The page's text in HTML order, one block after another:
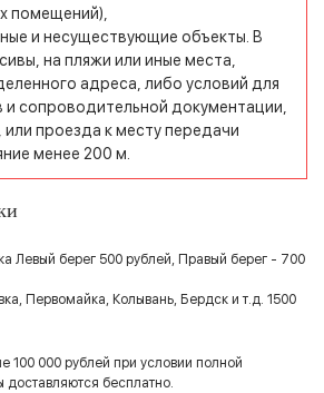
помещений),
и несуществующие объекты. В
на пляжи или иные места,
адреса, либо условий для
сопроводительной документации,
или проезда к месту передачи
менее 200 м.
Левый берег 500 рублей, Правый берег - 700
Первомайка, Колывань, Бердск и т.д. 1500
100 000 рублей при условии полной
доставляются бесплатно.